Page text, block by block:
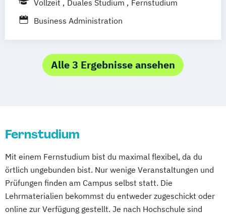
Prozess- und Produktdesign
Tourismusmanagement
Wirtschaftspsychologie
Wirtschaftspsychologie mit Schwerpunkt
Vollzeit
Duales Studium
Fernstudium
Business Administration
Alle 3 Ergebnisse ansehen
Fernstudium
Mit einem Fernstudium bist du maximal flexibel, da du
örtlich ungebunden bist. Nur wenige Veranstaltungen und
Prüfungen finden am Campus selbst statt. Die
Lehrmaterialien bekommst du entweder zugeschickt oder
online zur Verfügung gestellt. Je nach Hochschule sind